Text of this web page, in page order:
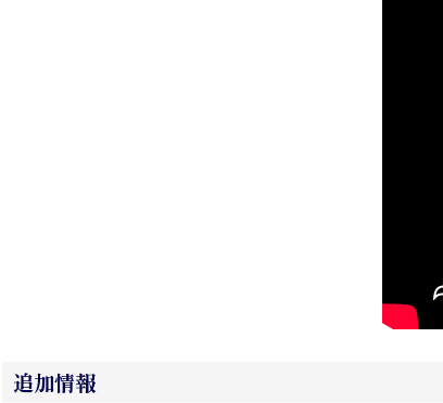
追加情報